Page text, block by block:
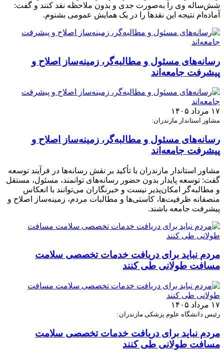
شش‌ساله وی را به‌صورت جدی و بدون ملاحظه نقد کنند و گفت:
آماده‌ام نتیجه این نقدها را در یک همایش عمومی بشنوم.
رسانه‌های مسئول و مطالبه‌گر، زمینه‌ساز اصلاح و
پیشرفت جامعه‌اند
۱۷ مرداد ۱۴۰۵
مشاور استاندار مازندران:
رسانه‌های مسئول و مطالبه‌گر، زمینه‌ساز اصلاح و
پیشرفت جامعه‌اند
مشاور استاندار مازندران با تأکید بر نقش رسانه‌ها در فرآیند توسعه
گفت: توسعه پایدار بدون حضور رسانه‌های توانمند، مسئول، مستقل
و مطالبه‌گر امکان‌پذیر نیست و خبرنگاران می‌توانند با انعکاس
منصفانه ظرفیت‌ها، کاستی‌ها و مطالبات مردم، زمینه‌ساز اصلاح و
پیشرفت جامعه باشند.
مردم نباید برای دریافت خدمات تخصصی سلامت
مسافت طولانی طی کنند
۱۷ مرداد ۱۴۰۵
رئیس دانشگاه علوم پزشکی مازندران:
مردم نباید برای دریافت خدمات تخصصی سلامت
مسافت طولانی طی کنند